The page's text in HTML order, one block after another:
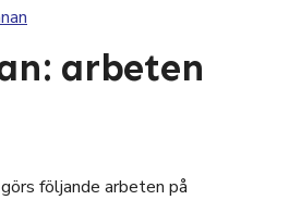
arbeten
följande arbeten på